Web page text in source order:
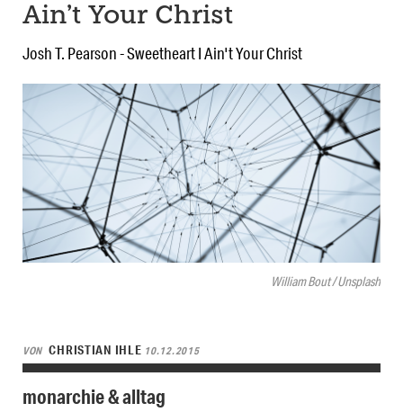
William Bout / Unsplash
Ain’t Your Christ
Josh T. Pearson - Sweetheart I Ain't Your Christ
VON CHRISTIAN IHLE 10.12.2015
monarchie & alltag